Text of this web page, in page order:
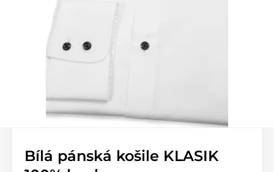
Bílá pánská košile KLASIK